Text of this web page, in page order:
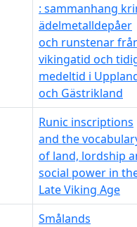
: sammanhang
ädelmetalldepåer
och runstenar
vikingatid och
medeltid i
och Gästrikland
Runic inscriptions
and the
of land, lordship
social power in
Late Viking Age
Smålands